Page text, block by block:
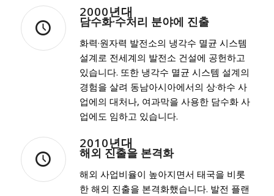
2000년대
담수화·수처리 분야에 진출
화력·원자력 발전소의 냉각수 멸균 시스템
설계로 전세계의 발전소 건설에 공헌하고
있습니다. 또한 냉각수 멸균 시스템 설계의
경험을 살려 동남아시아에서의 상·하수 사
업에의 대처나, 여과막을 사용한 담수화 사
업에도 임하고 있습니다.
2010년대
해외 진출을 본격화
해외 사업비율이 높아지면서 태국을 비롯
한 해외 진출을 본격화했습니다. 발전 플랜